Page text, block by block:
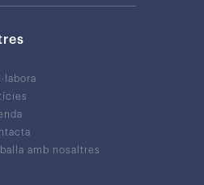
amb nosaltres